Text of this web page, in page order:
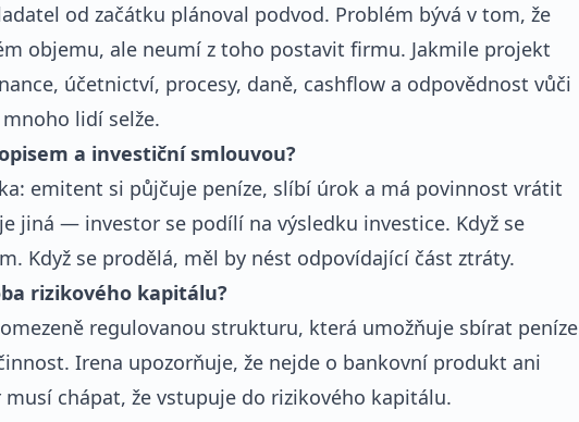
od začátku plánoval podvod. Problém bývá v tom, že
objemu, ale neumí z toho postavit firmu. Jakmile projekt
účetnictví, procesy, daně, cashflow a odpovědnost vůči
lidí selže.
a investiční smlouvou?
emitent si půjčuje peníze, slíbí úrok a má povinnost vrátit
jiná — investor se podílí na výsledku investice. Když se
Když se prodělá, měl by nést odpovídající část ztráty.
rizikového kapitálu?
regulovanou strukturu, která umožňuje sbírat peníze
Irena upozorňuje, že nejde o bankovní produkt ani
chápat, že vstupuje do rizikového kapitálu.